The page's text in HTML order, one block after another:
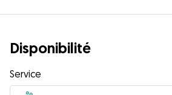
Disponibilité
Service